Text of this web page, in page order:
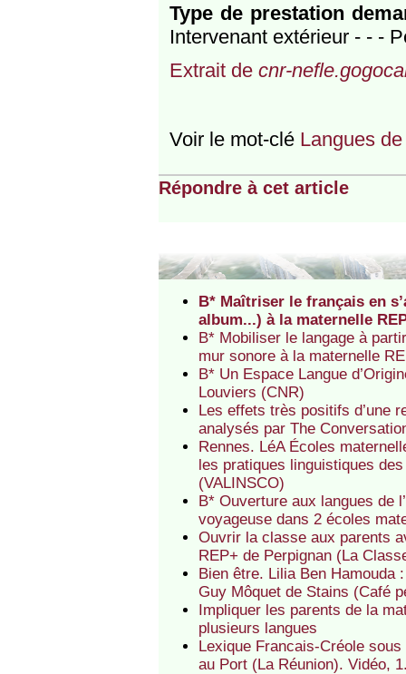
Type de prestation
Intervenant extérieur - - -
Extrait de cnr-
Voir le mot-clé Langues
Répondre à cet article
B* Maîtriser le français en
album...) à la maternelle
B* Mobiliser le langage à
mur sonore à la maternelle
B* Un Espace Langue
Louviers (CNR)
Les effets très positifs d’une
analysés par The
Rennes. LéA Écoles
les pratiques linguistiques
(VALINSCO)
B* Ouverture aux langues de
voyageuse dans 2 écoles
Ouvrir la classe aux parents
REP+ de Perpignan (La
Bien être. Lilia Ben Hamouda
Guy Môquet de Stains (Café
Impliquer les parents de la
plusieurs langues
Lexique Francais-Créole
au Port (La Réunion). Vidéo,